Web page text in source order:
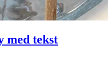
med tekst